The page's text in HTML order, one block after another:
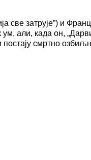
све затрује”) и
али, када он,
смртно